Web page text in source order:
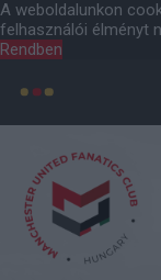
A weboldalunkon
felhasználói élményt
Rendben